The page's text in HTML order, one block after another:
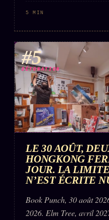
5 MIN
#5
DÉTONATION
LE 30 AOÛT,
HONGKONG
JOUR. LA
N’EST ÉCRITE
Book Punch, 30 août
2026. Elm Tree, avril